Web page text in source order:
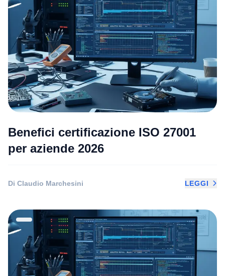
Benefici certificazione ISO 27001
per aziende 2026
Di Claudio Marchesini LEGGI